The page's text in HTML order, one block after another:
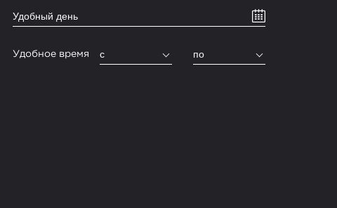
Удобное время c по